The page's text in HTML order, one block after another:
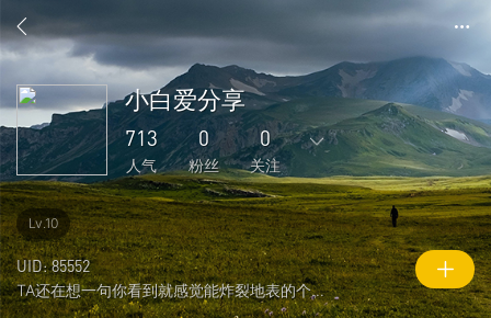
小白爱分享
713
人气
0
粉丝
0
关注
3357
主题
48
回复
1
好友
0
粉丝
0
关注
0 713 31199
Lv.10
UID: 85552
TA还在想一句你看到就感觉能炸裂地表的个性签名